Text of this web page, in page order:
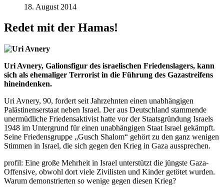
18. August 2014
Redet mit der Hamas!
Uri Avnery, Galionsfigur des israelischen Friedenslagers, kann
sich als ehemaliger Terrorist in die Führung des Gazastreifens
hineindenken.
Uri Avnery, 90, fordert seit Jahrzehnten einen unabhängigen
Palästinenserstaat neben Israel. Der aus Deutschland stammende
unermüdliche Friedensaktivist hatte vor der Staatsgründung Israels
1948 im Untergrund für einen unabhängigen Staat Israel gekämpft.
Seine Friedensgruppe „Gusch Shalom“ gehört zu den ganz wenigen
Stimmen in Israel, die sich gegen den Krieg in Gaza aussprechen.
profil: Eine große Mehrheit in Israel unterstützt die jüngste Gaza-
Offensive, obwohl dort viele Zivilisten und Kinder getötet wurden.
Warum demonstrierten so wenige gegen diesen Krieg?